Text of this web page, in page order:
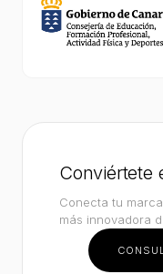
Conviértete
Conecta tu
más innovadora